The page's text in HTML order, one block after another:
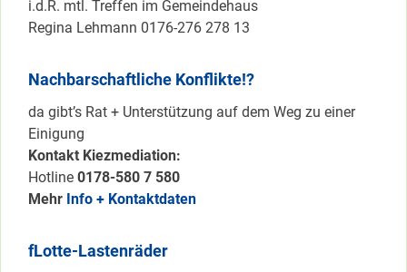
i.d.R. mtl. Treffen im Gemeindehaus
Regina Lehmann 0176-276 278 13
Nachbarschaftliche Konflikte!?
da gibt’s Rat + Unterstützung auf dem Weg zu einer
Einigung
Kontakt Kiezmediation:
Hotline 0178-580 7 580
Mehr Info + Kontaktdaten
fLotte-Lastenräder